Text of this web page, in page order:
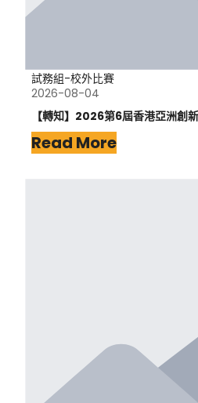
試務組-校外比賽
2026-08-04
【轉知】2026第6屆香港亞洲創
Read More